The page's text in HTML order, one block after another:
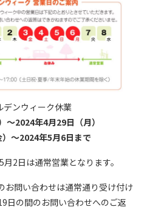
デンウィーク休業
～2024年4月29日（月）
～2024年5月6日まで
2日は通常営業となります。
お問い合わせは通常通り受け付け
日の間のお問い合わせへのご返